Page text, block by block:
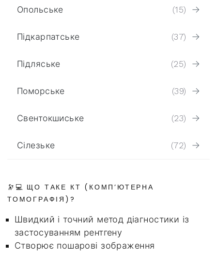
Опольське (15)
Підкарпатське (37)
Підляське (25)
Поморське (39)
Свентокшиське (23)
Сілезьке (72)
🔭💻 ЩО ТАКЕ КТ (КОМП’ЮТЕРНА
ТОМОГРАФІЯ)?
Швидкий і точний метод діагностики із
застосуванням рентгену
Створює пошарові зображення